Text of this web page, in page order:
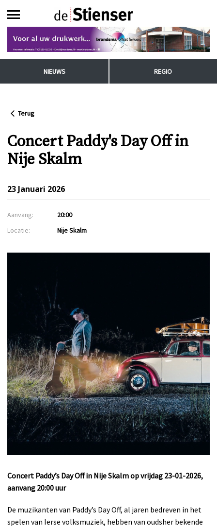
NIEUWS REGIO
Terug
Concert Paddy's Day Off in
Nije Skalm
23 Januari 2026
Aanvang:
20:00
Locatie:
Nije Skalm
Concert Paddy’s Day Off in Nije Skalm op vrijdag 23-01-2026,
aanvang 20:00 uur
De muzikanten van Paddy’s Day Off, al jaren bedreven in het
spelen van Ierse volksmuziek, hebben van oudsher bekende